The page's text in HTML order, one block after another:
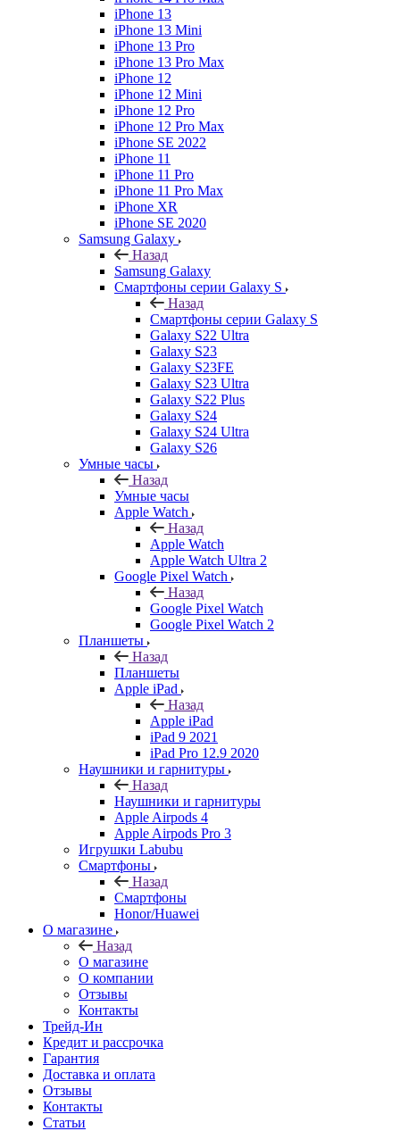
iPhone 13
iPhone 13 Mini
iPhone 13 Pro
iPhone 13 Pro Max
iPhone 12
iPhone 12 Mini
iPhone 12 Pro
iPhone 12 Pro Max
iPhone SE 2022
iPhone 11
iPhone 11 Pro
iPhone 11 Pro Max
iPhone XR
iPhone SE 2020
Samsung Galaxy
Назад
Samsung Galaxy
Смартфоны серии Galaxy S
Назад
Смартфоны серии Galaxy S
Galaxy S22 Ultra
Galaxy S23
Galaxy S23FE
Galaxy S23 Ultra
Galaxy S22 Plus
Galaxy S24
Galaxy S24 Ultra
Galaxy S26
Умные часы
Назад
Умные часы
Apple Watch
Назад
Apple Watch
Apple Watch Ultra 2
Google Pixel Watch
Назад
Google Pixel Watch
Google Pixel Watch 2
Планшеты
Назад
Планшеты
Apple iPad
Назад
Apple iPad
iPad 9 2021
iPad Pro 12.9 2020
Наушники и гарнитуры
Назад
Наушники и гарнитуры
Apple Airpods 4
Apple Airpods Pro 3
Игрушки Labubu
Смартфоны
Назад
Смартфоны
Honor/Huawei
О магазине
Назад
О магазине
О компании
Отзывы
Контакты
Трейд-Ин
Кредит и рассрочка
Гарантия
Доставка и оплата
Отзывы
Контакты
Статьи